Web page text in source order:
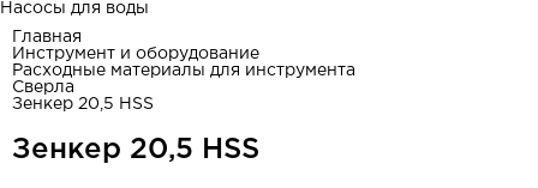
Насосы для воды
Главная
Инструмент и оборудование
Расходные материалы для инструмента
Сверла
Зенкер 20,5 HSS
Зенкер 20,5 HSS